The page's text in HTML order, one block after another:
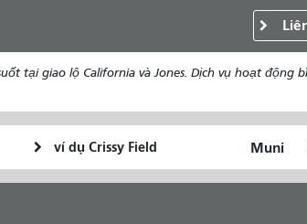
dung
tại giao lộ California và Jones. Dịch vụ hoạt
kết
muốn